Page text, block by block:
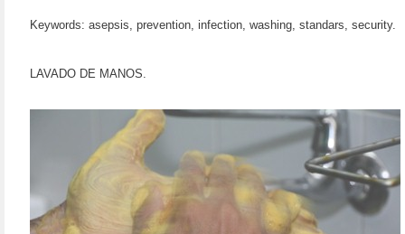
Keywords: asepsis, prevention, infection, washing, standars, security.
LAVADO DE MANOS.